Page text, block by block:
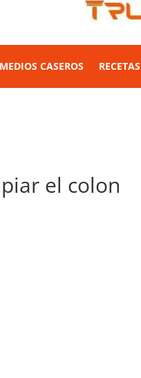
CASEROS RECETAS
el colon